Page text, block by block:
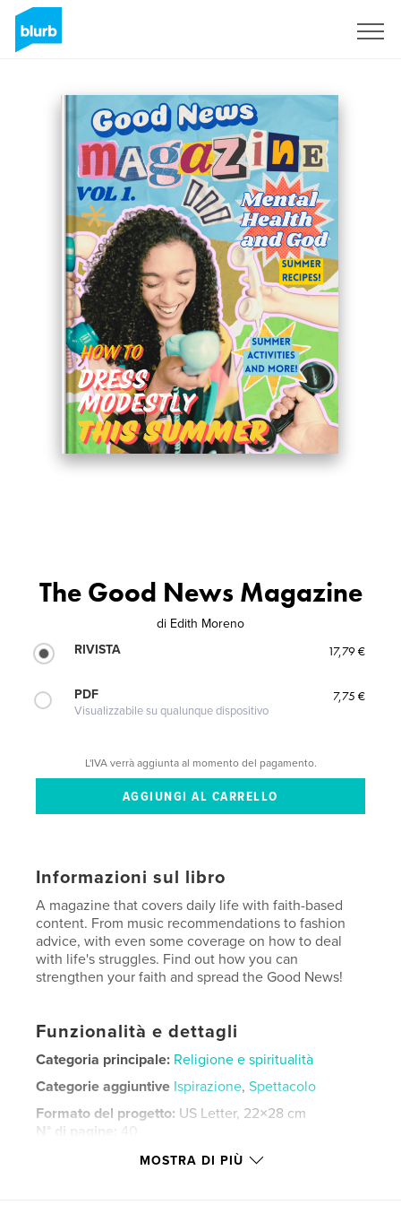
The Good News Magazine
di Edith Moreno
RIVISTA
17,79 €
PDF
Visualizzabile su qualunque dispositivo
7,75 €
L'IVA verrà aggiunta al momento del pagamento.
Informazioni sul libro
A magazine that covers daily life with faith-based
content. From music recommendations to fashion
advice, with even some coverage on how to deal
with life's struggles. Find out how you can
strengthen your faith and spread the Good News!
Funzionalità e dettagli
Categoria principale: Religione e spiritualità
Categorie aggiuntive Ispirazione,Spettacolo
Formato del progetto: US Letter, 22×28 cm
N° di pagine:
40
Data di pubblicazione:lug 07, 2026
MOSTRA DI PIÙ